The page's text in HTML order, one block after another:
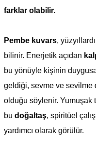
farklar olabilir.
Pembe kuvars,
bilinir. Enerjetik açıdan
bu yönüyle kişinin
geldiği, sevme ve sevilme
olduğu söylenir. Yumuşak
bu doğaltaş, spiritüel
yardımcı olarak görülür.